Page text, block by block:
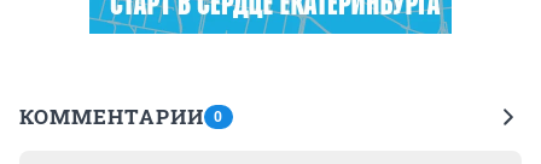
КОММЕНТАРИИ 0